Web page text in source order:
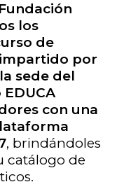
Fundación
los
de
por
sede del
con una
, brindándoles
catálogo de